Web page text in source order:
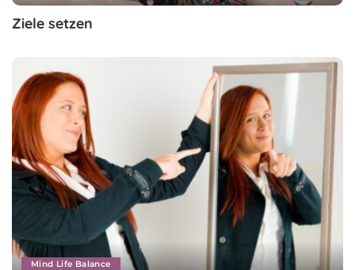
Ziele setzen
Mind Life Balance